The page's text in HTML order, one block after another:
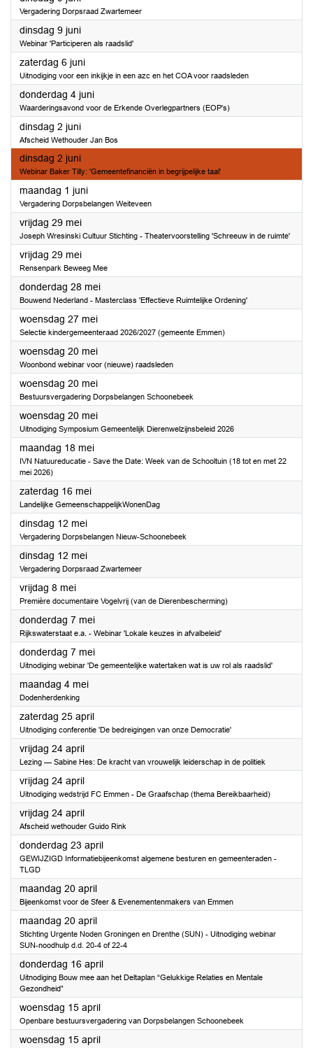
Vergadering Dorpsraad Zwartemeer
dinsdag 9 juni2026
Webinar 'Participeren als raadslid'
zaterdag 6 juni2026
Uitnodiging voor een inkijkje in een azc en het COA voor raadsleden
donderdag 4 juni2026
Waarderingsavond voor de Erkende Overlegpartners (EOP's)
dinsdag 2 juni2026
Afscheid Wethouder Jan Bos
dinsdag 2 juni2026
Webinar Baker Tilly: 'Gemeentefinanciën in begrijpelijke taal'
maandag 1 juni2026
Vergadering Dorpsbelangen Weiteveen
vrijdag 29 mei2026
Joseph Wresinski Cultuur Stichting - Theatervoorstelling 'Schreeuw in de ruimte'
vrijdag 29 mei2026
Rensenpark Beweeg Mee
donderdag 28 mei2026
Bouwend Nederland - Masterclass 'Effectieve Ruimtelijke Ordening'
woensdag 27 mei2026
Selectie kindergemeenteraad 2026/2027 (gemeente Emmen)
woensdag 20 mei2026
Woonbond webinar voor (nieuwe) raadsleden
woensdag 20 mei2026
Bestuursvergadering Dorpsbelangen Schoonebeek
woensdag 20 mei2026
Uitnodiging Symposium Gemeentelijk Dierenwelzijnsbeleid 2026
maandag 18 mei2026
IVN Natuureducatie - Save the Date: Week van de Schooltuin (18 tot en met 22
mei 2026)
zaterdag 16 mei2026
Landelijke GemeenschappelijkWonenDag
dinsdag 12 mei2026
Vergadering Dorpsbelangen Nieuw-Schoonebeek
dinsdag 12 mei2026
Vergadering Dorpsraad Zwartemeer
vrijdag 8 mei2026
Première documentaire Vogelvrij (van de Dierenbescherming)
donderdag 7 mei2026
Rijkswaterstaat e.a. - Webinar 'Lokale keuzes in afvalbeleid'
donderdag 7 mei2026
Uitnodiging webinar 'De gemeentelijke watertaken wat is uw rol als raadslid'
maandag 4 mei2026
Dodenherdenking
zaterdag 25 april2026
Uitnodiging conferentie 'De bedreigingen van onze Democratie'
vrijdag 24 april2026
Lezing — Sabine Hes: De kracht van vrouwelijk leiderschap in de politiek
vrijdag 24 april2026
Uitnodiging wedstrijd FC Emmen - De Graafschap (thema Bereikbaarheid)
vrijdag 24 april2026
Afscheid wethouder Guido Rink
donderdag 23 april2026
GEWIJZIGD Informatiebijeenkomst algemene besturen en gemeenteraden -
TLGD
maandag 20 april2026
Bijeenkomst voor de Sfeer & Evenementenmakers van Emmen
maandag 20 april2026
Stichting Urgente Noden Groningen en Drenthe (SUN) - Uitnodiging webinar
SUN-noodhulp d.d. 20-4 of 22-4
donderdag 16 april2026
Uitnodiging Bouw mee aan het Deltaplan “Gelukkige Relaties en Mentale
Gezondheid”
woensdag 15 april2026
Openbare bestuursvergadering van Dorpsbelangen Schoonebeek
woensdag 15 april2026